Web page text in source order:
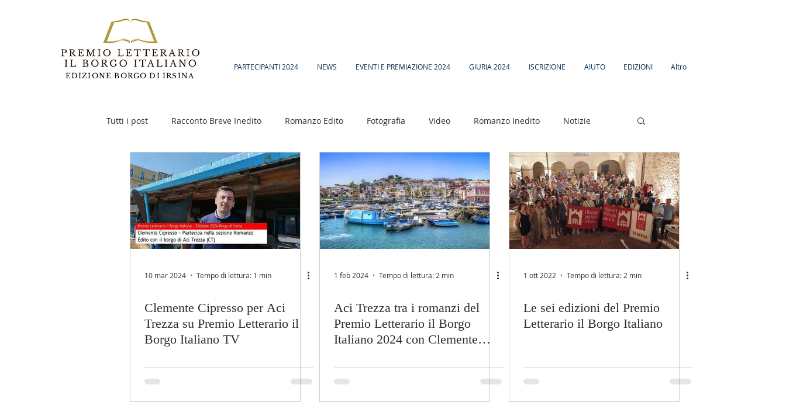
EDIZIONE BORGO DI IRSINA
PARTECIPANTI 2024 NEWS EVENTI E PREMIAZIONE 2024 GIURIA 2024 ISCRIZIONE AIUTO EDIZIONI Altro
Tutti i post Racconto Breve Inedito Romanzo Edito Fotografia Video Romanzo Inedito Notizie
Poesia Racconto Inedito 18
10 mar 2024 Tempo di lettura: 1 min
Clemente Cipresso per Aci
Trezza su Premio Letterario il
Borgo Italiano TV
1 feb 2024 Tempo di lettura: 2 min
Aci Trezza tra i romanzi del
Premio Letterario il Borgo
Italiano 2024 con Clemente
1 ott 2022 Tempo di lettura: 2 min
Le sei edizioni del Premio
Letterario il Borgo Italiano